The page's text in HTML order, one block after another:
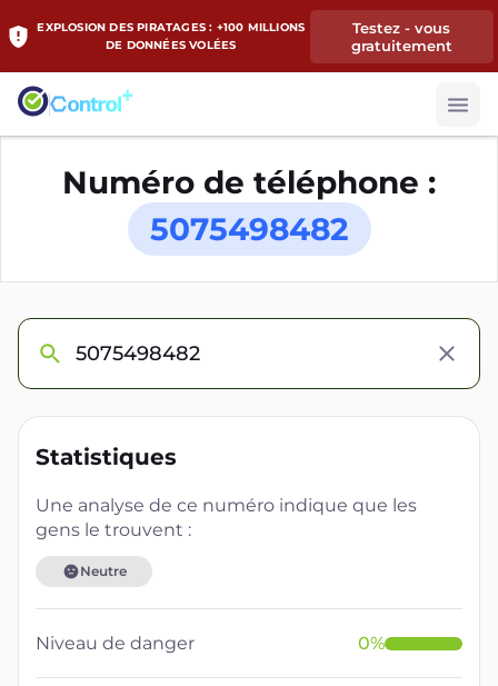
EXPLOSION DES PIRATAGES : +100 MILLIONS
DE DONNÉES VOLÉES
Testez - vous
gratuitement
Numéro de téléphone :
5075498482
Statistiques
Une analyse de ce numéro indique que les
gens le trouvent :
Neutre
Niveau de danger 0%